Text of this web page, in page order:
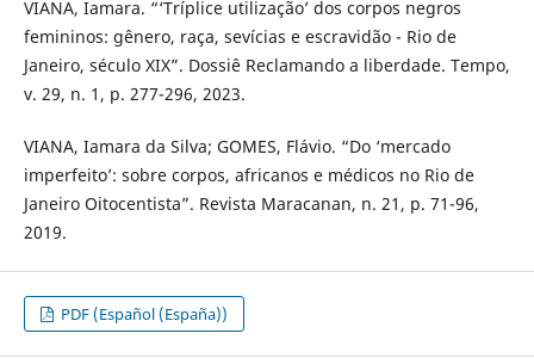
VIANA, Iamara. “‘Tríplice utilização’ dos corpos negros
femininos: gênero, raça, sevícias e escravidão - Rio de
Janeiro, século XIX”. Dossiê Reclamando a liberdade. Tempo,
v. 29, n. 1, p. 277-296, 2023.
VIANA, Iamara da Silva; GOMES, Flávio. “Do ‘mercado
imperfeito’: sobre corpos, africanos e médicos no Rio de
Janeiro Oitocentista”. Revista Maracanan, n. 21, p. 71-96,
2019.
PDF (Español (España))